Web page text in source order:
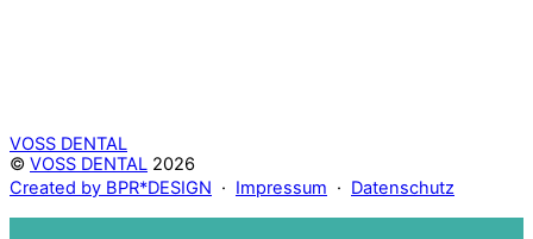
VOSS DENTAL
© VOSS DENTAL 2026
Created by BPR*DESIGN · Impressum · Datenschutz